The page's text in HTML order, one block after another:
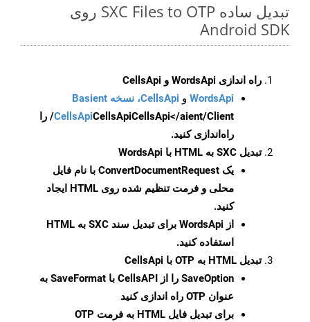
تبدیل ساده SXC Files to OTP روی
Android SDK
راه اندازی WordsApi و CellsApi
WordsApi و CellsApi، نسخه Basient
CellsApiCellsApi
CellsApi</aient/Client/ را
راه‌اندازی کنید.
تبدیل SXC به HTML با WordsApi
یک ConvertDocumentRequest با نام فایل
محلی و فرمت تنظیم شده روی HTML ایجاد
کنید.
از WordsApi برای تبدیل سند SXC به HTML
استفاده کنید.
تبدیل HTML به OTP با CellsApi
SaveOption
را از CellsAPI با SaveFormat به
عنوان OTP راه اندازی کنید
برای تبدیل فایل HTML به فرمت
OTP